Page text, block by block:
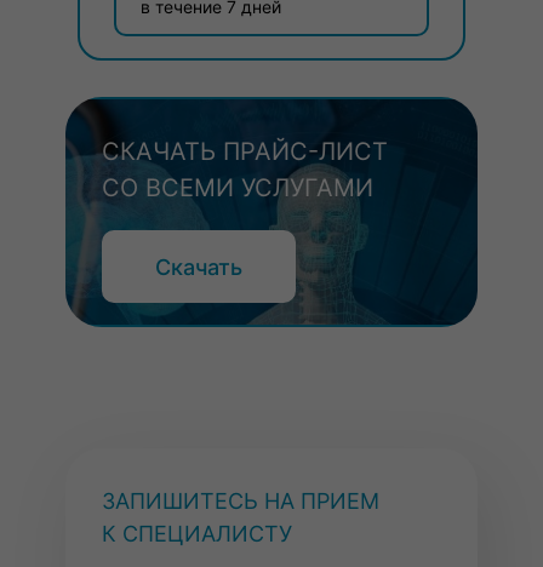
в течение 7 дней
СКАЧАТЬ ПРАЙС-ЛИСТ
СО ВСЕМИ УСЛУГАМИ
Скачать
ЗАПИШИТЕСЬ НА ПРИЕМ
К СПЕЦИАЛИСТУ